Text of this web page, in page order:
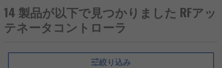
RFアッテネータコントローラは、波形を著しく歪ま
せることなく信号の電力を低下させるRF計測器で
す。RFアッテネータは、接続された負荷に適したレ
まり「減衰」するように設計された2ポート抵抗ネ
14 製品が以下で見つかりました RFアッ
テネータコントローラ
絞り込み